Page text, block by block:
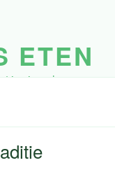
ETEN
is simpel.